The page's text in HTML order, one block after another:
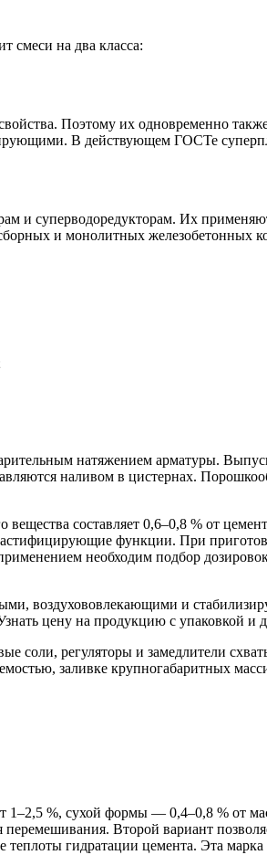
смеси на два класса:
Поэтому их одновременно
В действующем ГОСТе
суперводоредукторам. Их
и монолитных железобетонных
натяжением арматуры.
наливом в цистернах.
составляет 0,6–0,8 % от
функции. При
необходим подбор
воздухововлекающими и
цену на продукцию с упаковкой
соли, регуляторы и замедлители
заливке крупногабаритных
1–2,5 %, сухой формы — 0,4–0,8 % от
Второй вариант
теплоты гидратации цемента. Эта